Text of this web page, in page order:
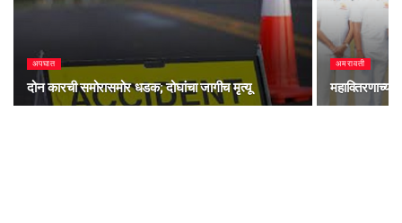
अपघात
दोन कारची समोरासमोर धडक; दोघांचा जागीच मृत्यू
अमरावती